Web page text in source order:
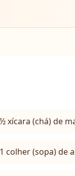
½ xícara (chá) de
1 colher (sopa) de